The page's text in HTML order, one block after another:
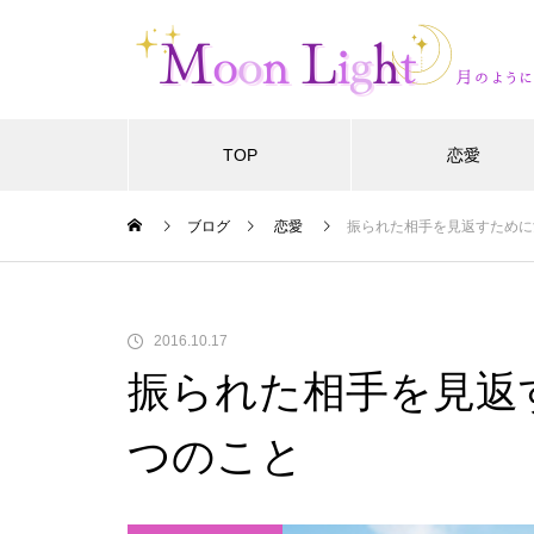
TOP 恋愛
ブログ 恋愛 振られた相手を見返すため
2016.10.17
振られた相手を見
つのこと